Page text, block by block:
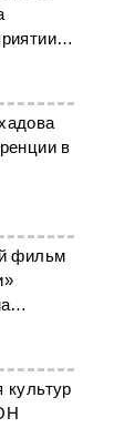
в
в
фильм